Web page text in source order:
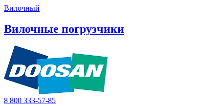
Вилочный
Вилочные погрузчики
8 800 333-57-85